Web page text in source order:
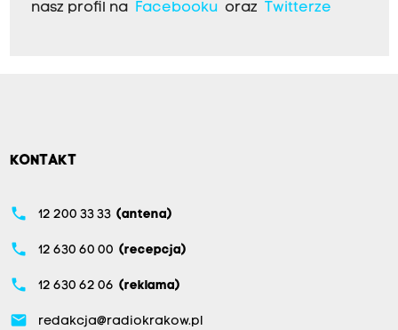
nasz profil na Facebookuoraz Twitterze
KONTAKT
phone 12 200 33 33 (antena)
phone 12 630 60 00 (recepcja)
phone 12 630 62 06 (reklama)
email redakcja@radiokrakow.pl